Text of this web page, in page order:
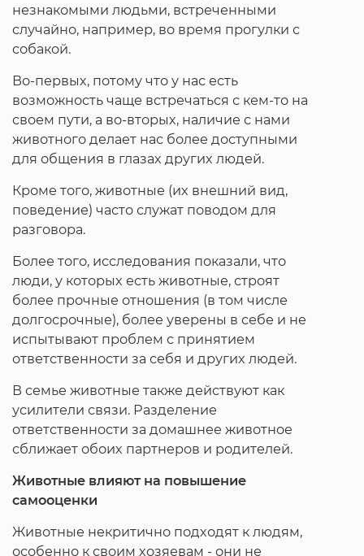
незнакомыми людьми, встреченными
случайно, например, во время прогулки с
собакой.
Во-первых, потому что у нас есть
возможность чаще встречаться с кем-то на
своем пути, а во-вторых, наличие с нами
животного делает нас более доступными
для общения в глазах других людей.
Кроме того, животные (их внешний вид,
поведение) часто служат поводом для
разговора.
Более того, исследования показали, что
люди, у которых есть животные, строят
более прочные отношения (в том числе
долгосрочные), более уверены в себе и не
испытывают проблем с принятием
ответственности за себя и других людей.
В семье животные также действуют как
усилители связи. Разделение
ответственности за домашнее животное
сближает обоих партнеров и родителей.
Животные влияют на повышение
самооценки
Животные некритично подходят к людям,
особенно к своим хозяевам - они не